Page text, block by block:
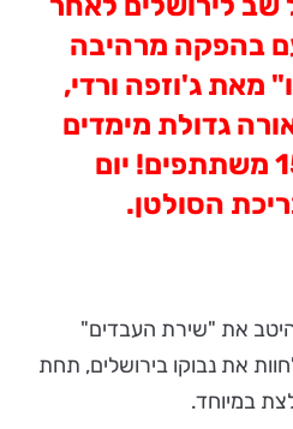
מאת ג'וזפה ורדי,
גדולת מימדים
ועם למעלה מ- 150 משתתפים! יום
היטב את "שירת העבדים"
את נבוקו בירושלים, תחת
במיוחד.